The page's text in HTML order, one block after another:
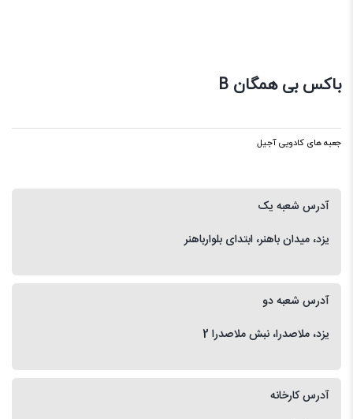
باکس بی همگان B
جعبه های کادویی آجیل
آدرس شعبه یک
یزد، میدان باهنر، ابتدای بلوارباهنر
آدرس شعبه دو
یزد، ملاصدرا، نبش ملاصدرا 2
آدرس کارخانه